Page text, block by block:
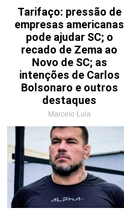
Tarifaço: pressão de
empresas americanas
pode ajudar SC; o
recado de Zema ao
Novo de SC; as
intenções de Carlos
Bolsonaro e outros
destaques
Marcelo Lula